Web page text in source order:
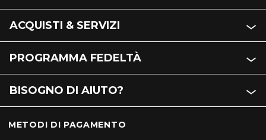
ACQUISTI & SERVIZI
PROGRAMMA FEDELTÀ
BISOGNO DI AIUTO?
METODI DI PAGAMENTO